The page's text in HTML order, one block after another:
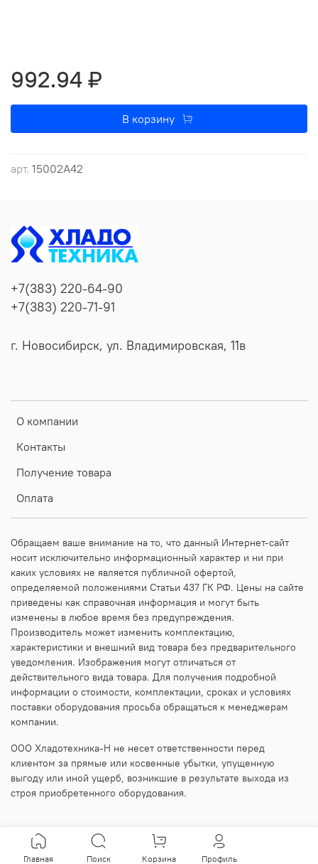
арт. 15002A42
992.94 ₽
В корзину
О компании
Контакты
Получение товара
Оплата
+7(383) 220-64-90
+7(383) 220-71-91
г. Новосибирск, ул. Владимировская, 11в
Обращаем ваше внимание на то, что данный Интернет-сайт
носит исключительно информационный характер и ни при
каких условиях не является публичной офертой,
определяемой положениями Статьи 437 ГК РФ. Цены на сайте
приведены как справочная информация и могут быть
изменены в любое время без предупреждения.
Производитель может изменить комплектацию,
характеристики и внешний вид товара без предварительного
уведомления. Изображения могут отличаться от
действительного вида товара. Для получения подробной
информации о стоимости, комплектации, сроках и условиях
поставки оборудования просьба обращаться к менеджерам
компании.
ООО Хладотехника-Н не несет ответственности перед
клиентом за прямые или косвенные убытки, упущенную
выгоду или иной ущерб, возникшие в результате выхода из
строя приобретенного оборудования.
Главная Поиск Корзина Профиль